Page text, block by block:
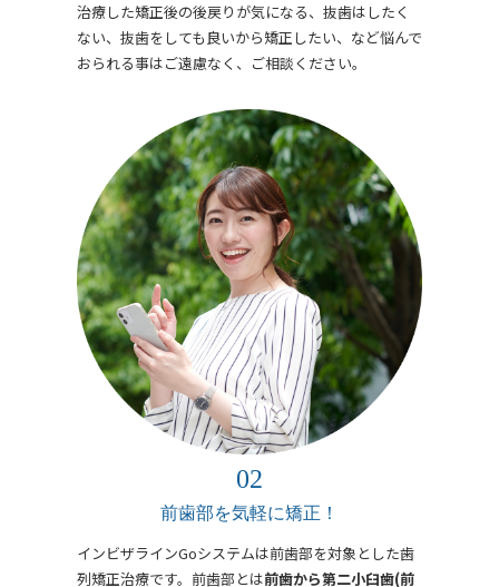
治療した矯正後の後戻りが気になる、抜歯はしたく
ない、抜歯をしても良いから矯正したい、など悩んで
おられる事はご遠慮なく、ご相談ください。
前歯部を気軽に矯正！
インビザラインGoシステムは前歯部を対象とした歯
列矯正治療です。前歯部とは前歯から第二小臼歯(前